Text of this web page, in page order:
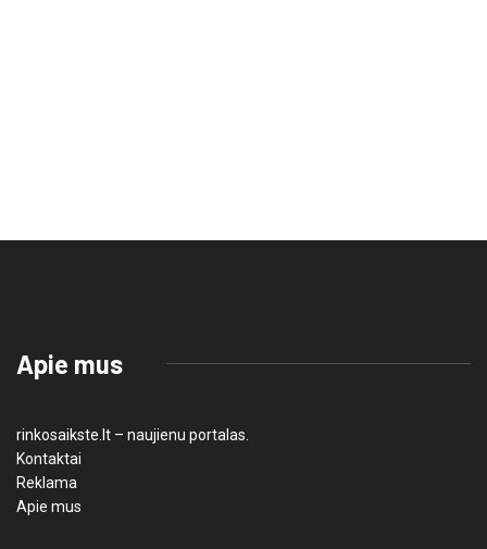
Apie mus
rinkosaikste.lt – naujienu portalas.
Kontaktai
Reklama
Apie mus